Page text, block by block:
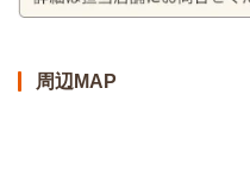
周辺MAP